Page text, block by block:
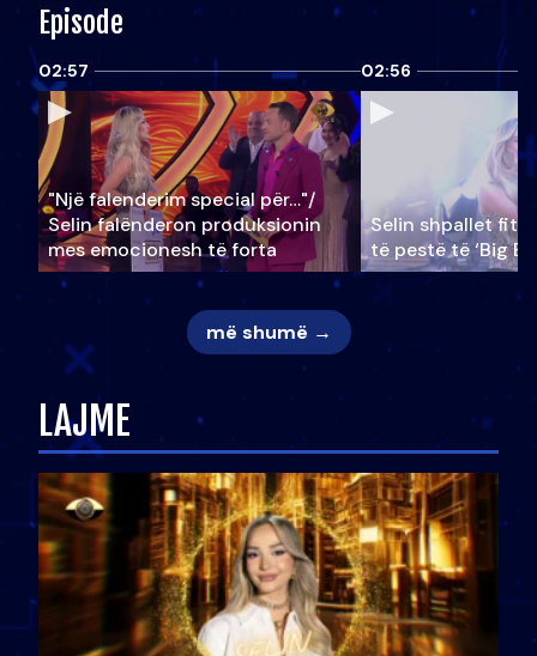
Episode
02:57
"Një falenderim special për…"/
Selin falënderon produksionin
mes emocionesh të forta
02:56
Selin shpallet
të pestë të ‘Big
më shumë →
LAJME